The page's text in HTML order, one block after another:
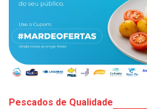
Pescados de Qualidade